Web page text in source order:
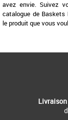
avez envie. Suivez
catalogue de Baskets
le produit que vous